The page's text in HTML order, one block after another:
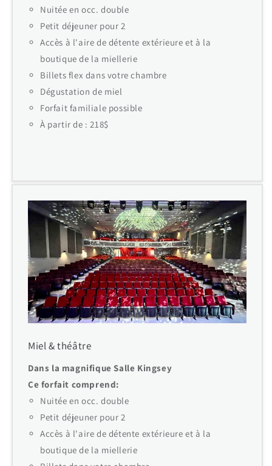
Nuitée en occ. double
Petit déjeuner pour 2
Accès à l'aire de détente extérieure et à la
boutique de la miellerie
Billets flex dans votre chambre
Dégustation de miel
Forfait familiale possible
À partir de : 218$
Miel & théâtre
Dans la magnifique Salle Kingsey
Ce forfait comprend:
Nuitée en occ. double
Petit déjeuner pour 2
Accès à l'aire de détente extérieure et à la
boutique de la miellerie